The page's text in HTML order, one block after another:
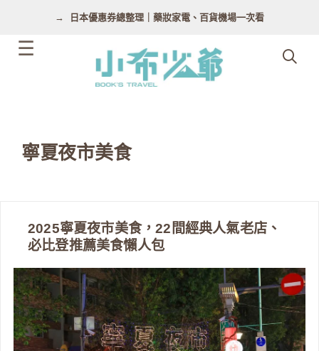
日本優惠券總整理｜藥妝家電、百貨機場一次看
寧夏夜市美食
2025寧夏夜市美食，22間經典人氣老店、
必比登推薦美食懶人包